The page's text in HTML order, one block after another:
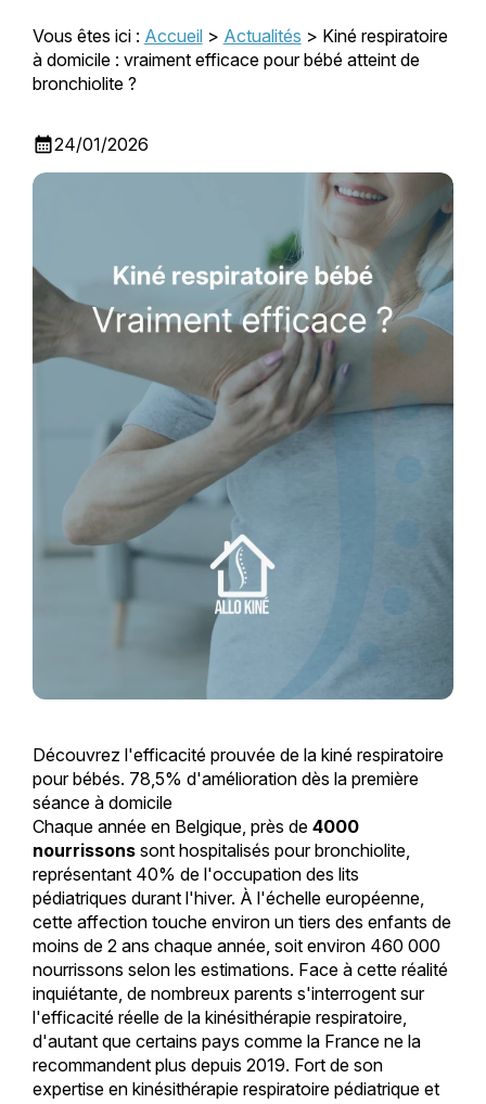
Vous êtes ici : Accueil> Actualités > Kiné respiratoire
à domicile : vraiment efficace pour bébé atteint de
bronchiolite ?
calendar_month24/01/2026
Découvrez l'efficacité prouvée de la kiné respiratoire
pour bébés. 78,5% d'amélioration dès la première
séance à domicile
Chaque année en Belgique, près de 4000
nourrissonssont hospitalisés pour bronchiolite,
représentant 40% de l'occupation des lits
pédiatriques durant l'hiver. À l'échelle européenne,
cette affection touche environ un tiers des enfants de
moins de 2 ans chaque année, soit environ 460 000
nourrissons selon les estimations. Face à cette réalité
inquiétante, de nombreux parents s'interrogent sur
l'efficacité réelle de la kinésithérapie respiratoire,
d'autant que certains pays comme la France ne la
recommandent plus depuis 2019. Fort de son
expertise en kinésithérapie respiratoire pédiatrique et